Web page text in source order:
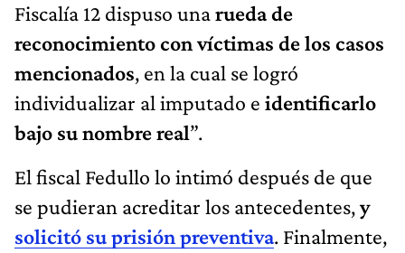
Fiscalía 12 dispuso unarueda de
reconocimientocon víctimas de los casos
mencionados, en la cual se logró
individualizar al imputado e identificarlo
bajo su nombre real”.
El fiscal Fedullo lo intimó después de que
se pudieran acreditar los antecedentes,y
solicitó su prisión preventiva. Finalmente,